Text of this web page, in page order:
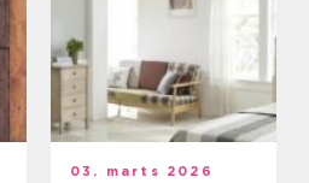
03. marts 2026